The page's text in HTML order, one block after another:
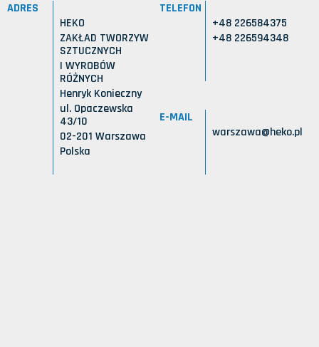
ADRES
HEKO
ZAKŁAD TWORZYW
SZTUCZNYCH
I WYROBÓW
RÓŻNYCH
Henryk Konieczny
ul. Opaczewska
43/10
02-201 Warszawa
Polska
TELEFON
+48 226584375
+48 226594348
E-MAIL
warszawa@heko.pl